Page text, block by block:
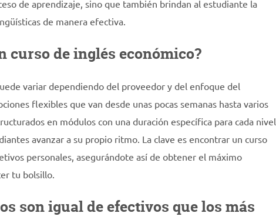
de aprendizaje, sino que también brindan al estudiante la
de manera efectiva.
curso de inglés económico?
variar dependiendo del proveedor y del enfoque del
flexibles que van desde unas pocas semanas hasta varios
en módulos con una duración específica para cada nivel
avanzar a su propio ritmo. La clave es encontrar un curso
personales, asegurándote así de obtener el máximo
tu bolsillo.
son igual de efectivos que los más